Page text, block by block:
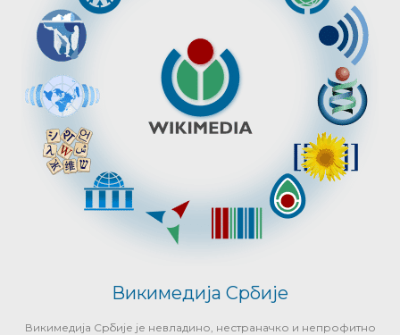
Викимедија Србије
Викимедија Србије је невладино, нестраначко и непрофитно